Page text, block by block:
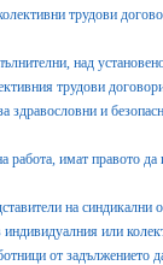
трудови
над
трудови
здравословни и
имат правото
на
или
от задължението